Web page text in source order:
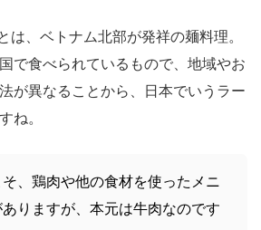
は、ベトナム北部が発祥の麺料理。
で食べられているもので、地域やお
が異なることから、日本でいうラー
ね。
、鶏肉や他の食材を使ったメニ
ありますが、本元は牛肉なのです